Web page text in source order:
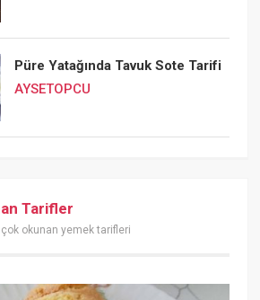
Püre Yatağında Tavuk Sote Tarifi
AYSETOPCU
Tarifler
okunan yemek tarifleri